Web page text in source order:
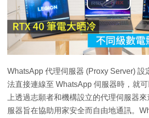
播
放
影
片
WhatsApp 代理伺服器 (Proxy Server) 設
法直接連線至 WhatsApp 伺服器時，就
上透過志願者和機構設立的代理伺服器
服器旨在協助用家安全而自由地通訊。